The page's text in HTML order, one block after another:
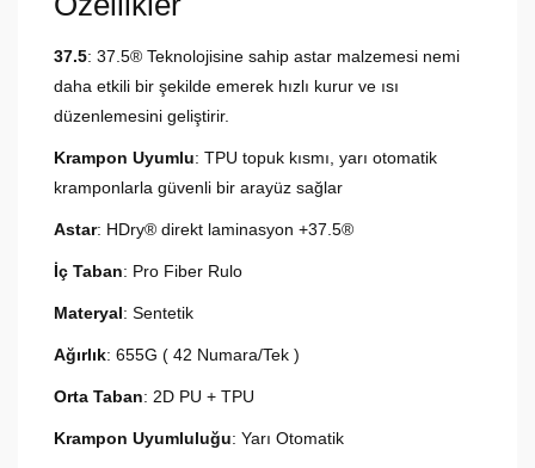
37.5: 37.5® Teknolojisine sahip astar malzemesi nemi
daha etkili bir şekilde emerek hızlı kurur ve ısı
düzenlemesini geliştirir.
Krampon Uyumlu: TPU topuk kısmı, yarı otomatik
kramponlarla güvenli bir arayüz sağlar
Astar: HDry® direkt laminasyon +37.5®
İç Taban: Pro Fiber Rulo
Materyal: Sentetik
Ağırlık: 655G ( 42 Numara/Tek )
Orta Taban: 2D PU + TPU
Krampon Uyumluluğu: Yarı Otomatik